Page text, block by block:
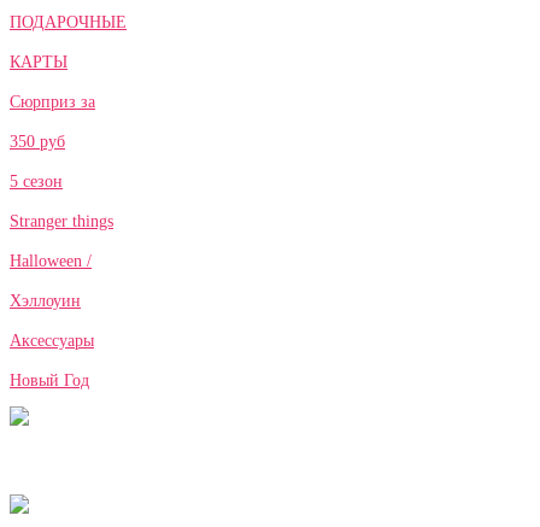
ПОДАРОЧНЫЕ
КАРТЫ
Сюрприз за
350 руб
5 сезон
Stranger things
Halloween /
Хэллоуин
Аксессуары
Новый Год